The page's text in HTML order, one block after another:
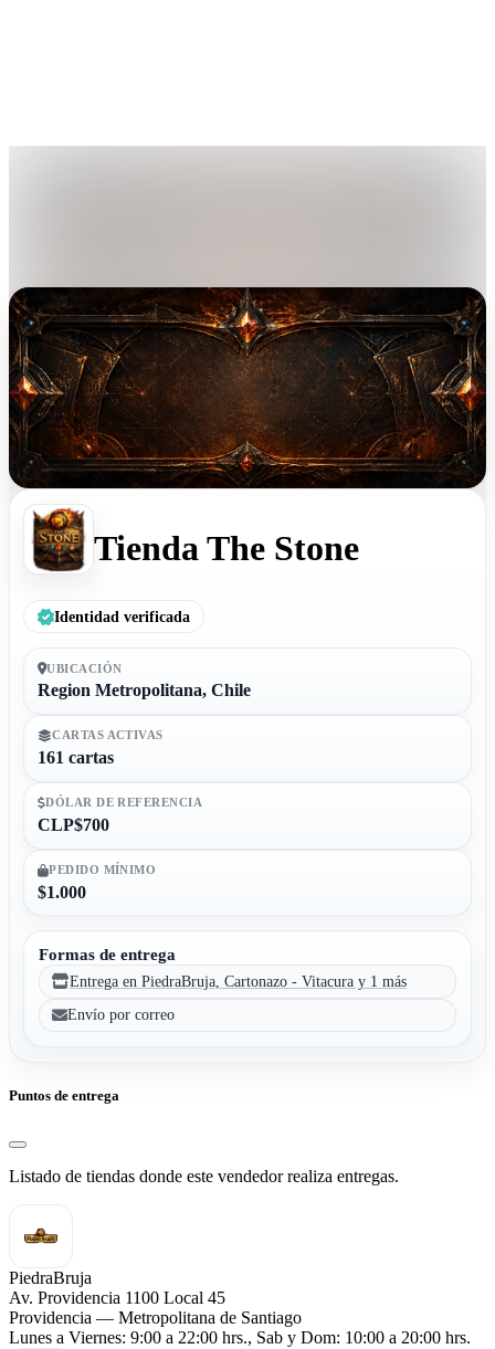
Tienda The Stone
Identidad verificada
UBICACIÓN
Region Metropolitana, Chile
CARTAS ACTIVAS
161 cartas
DÓLAR DE REFERENCIA
CLP$700
PEDIDO MÍNIMO
$1.000
Formas de entrega
Entrega en PiedraBruja, Cartonazo - Vitacura y 1 más
Envío por correo
Puntos de entrega
Listado de tiendas donde este vendedor realiza entregas.
PiedraBruja
Av. Providencia 1100 Local 45
Providencia — Metropolitana de Santiago
Lunes a Viernes: 9:00 a 22:00 hrs., Sab y Dom: 10:00 a 20:00 hrs.